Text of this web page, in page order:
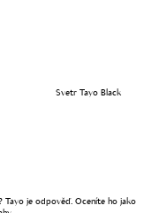
Svetr Tayo Black
Tayo je odpověď. Oceníte ho jako